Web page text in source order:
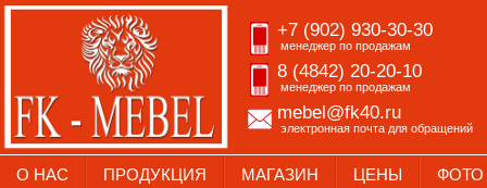
+7 (902) 930-30-30
менеджер по продажам
8 (4842) 20-20-10
менеджер по продажам
mebel@fk40.ru
электронная почта для обращений
О НАС ПРОДУКЦИЯ МАГАЗИН ЦЕНЫ ФОТО